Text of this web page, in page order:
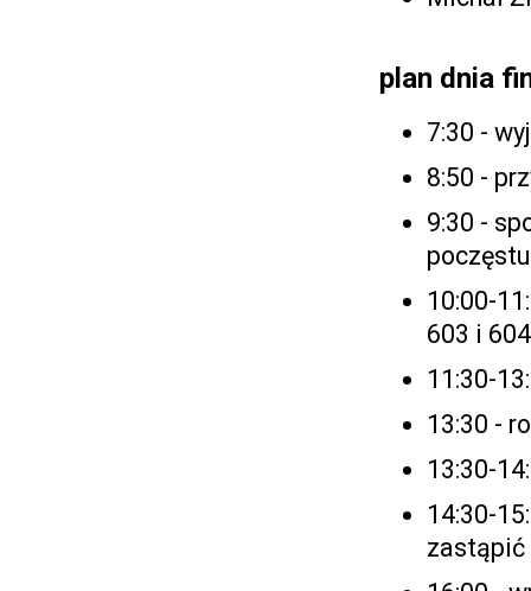
plan dnia
7:30 -
8:50 -
9:30 -
10:00-
603 i
11:30-
13:30 -
13:30-
14:30-
zastąpić